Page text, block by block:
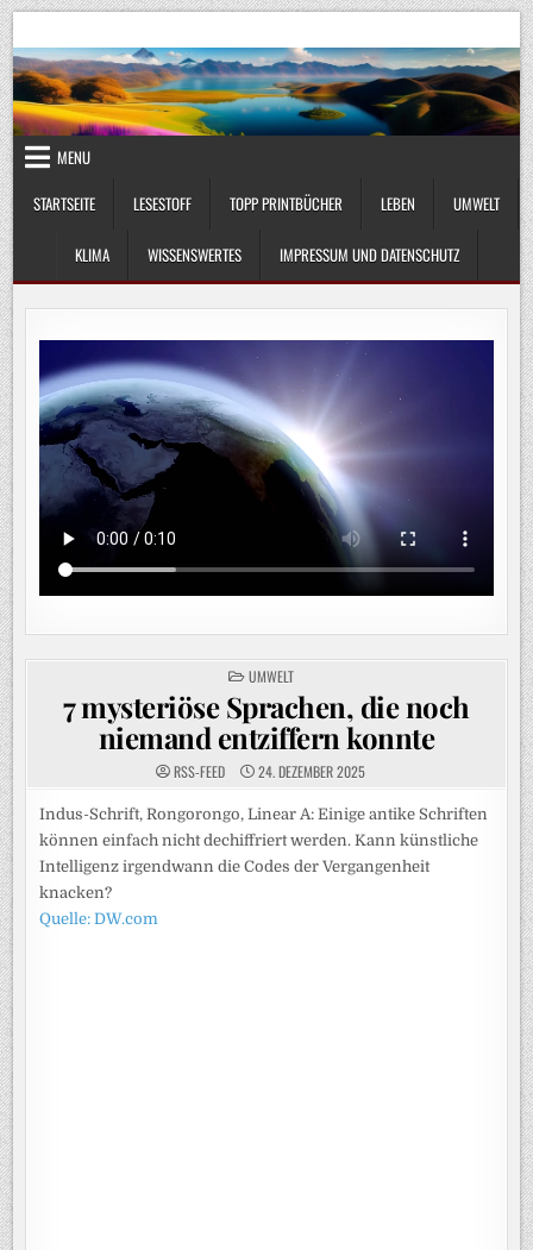
Skip
to
content
UmweltKlima.com
MENU
STARTSEITE
LESESTOFF TOPP PRINTBÜCHER LEBEN UMWELT
KLIMA WISSENSWERTES IMPRESSUM UND DATENSCHUTZ
POSTED
IN
UMWELT
7 mysteriöse Sprachen, die noch
niemand entziffern konnte
RSS-FEED 24. DEZEMBER 2025
Indus-Schrift, Rongorongo, Linear A: Einige antike Schriften
können einfach nicht dechiffriert werden. Kann künstliche
Intelligenz irgendwann die Codes der Vergangenheit
knacken?
Quelle: DW.com